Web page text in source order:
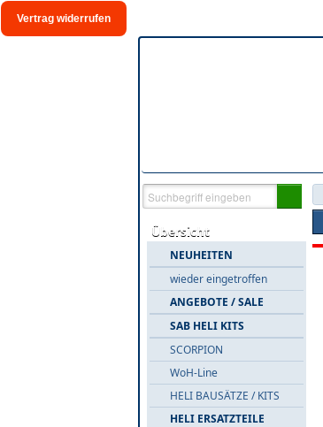
Vertrag widerrufen
Übersicht
NEUHEITEN
wieder eingetroffen
ANGEBOTE / SALE
SAB HELI KITS
SCORPION
WoH-Line
HELI BAUSÄTZE / KITS
HELI ERSATZTEILE